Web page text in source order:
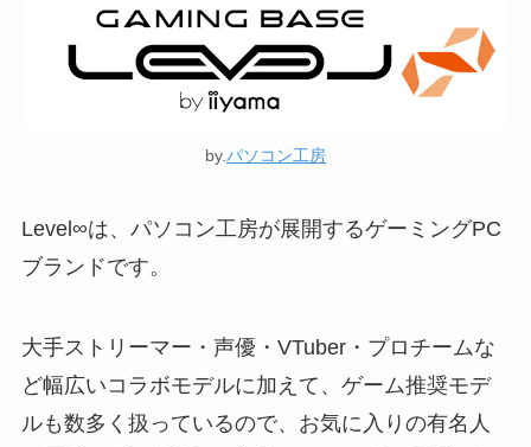
by.パソコン工房
Level∞は、パソコン工房が展開するゲーミングPC
ブランドです。
大手ストリーマー・声優・VTuber・プロチームな
ど幅広いコラボモデルに加えて、ゲーム推奨モデ
ルも数多く扱っているので、お気に入りの有名人